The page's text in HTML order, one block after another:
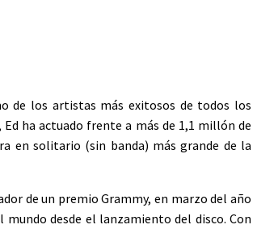
de los artistas más exitosos de todos los
ha actuado frente a más de 1,1 millón de
en solitario (sin banda) más grande de la
de un premio Grammy, en marzo del año
desde el lanzamiento del disco. Con